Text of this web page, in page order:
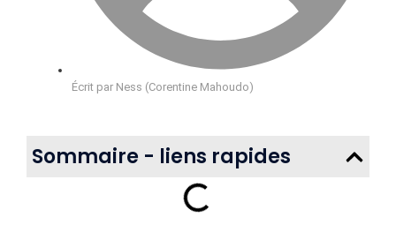
Écrit par Ness (Corentine Mahoudo)
Sommaire - liens rapides